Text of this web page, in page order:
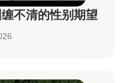
不清的性别期望